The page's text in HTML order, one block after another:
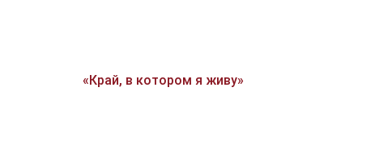
«Край, в котором я живу»